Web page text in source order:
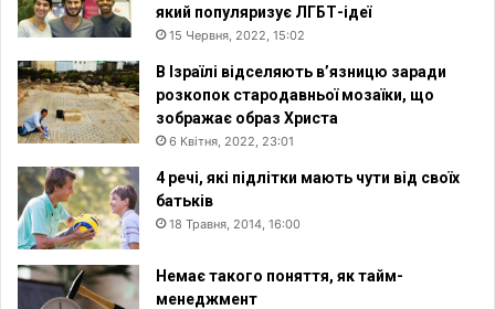
який популяризує ЛГБТ-ідеї
15 Червня, 2022, 15:02
В Ізраїлі відселяють в’язницю заради
розкопок стародавньої мозаїки, що
зображає образ Христа
6 Квітня, 2022, 23:01
4 речі, які підлітки мають чути від своїх
батьків
18 Травня, 2014, 16:00
Немає такого поняття, як тайм-
менеджмент